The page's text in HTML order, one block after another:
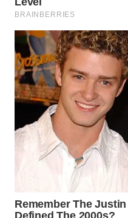
BOROBUDUR
WN
MADURA
WN
SURABAYA
WN
NATUNA
BINTAN